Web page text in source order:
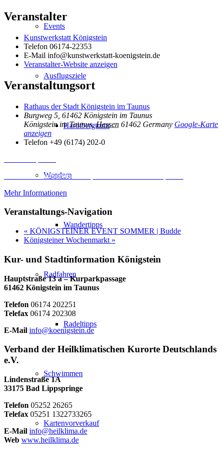
Events
Ausflugsziele
Hardtbergturm
Wandern
Wandertipps
Radfahren
Radeltipps
Schwimmen
Kartenvorverkauf
Veranstalter
Kunstwerkstatt Königstein
Telefon 06174-22353
E-Mail info@kunstwerkstatt-koenigstein.de
Veranstalter-Website anzeigen
Veranstaltungsort
Rathaus der Stadt Königstein im Taunus
Burgweg 5, 61462 Königstein im Taunus
Königstein im Taunus, Hessen 61462 Germany Google-Karte
anzeigen
Telefon +49 (6174) 202-0
Erforderlichen Service akzeptieren und Inhalte entsperren
Mehr Informationen
Veranstaltungs-Navigation
« KÖNIGSTEINER EVENT SOMMER | Budde
Königsteiner Wochenmarkt »
Kur- und Stadtinformation Königstein
Hauptstraße 13 a – Kurparkpassage
61462 Königstein im Taunus
Telefon 06174 202251
Telefax 06174 202308
E-Mail info@koenigstein.de
Verband der Heilklimatischen Kurorte Deutschlands
e.V.
Lindenstraße 1A
33175 Bad Lippspringe
Telefon 05252 26265
Telefax 05251 1322733265
E-Mail info@heilklima.de
Web www.heilklima.de